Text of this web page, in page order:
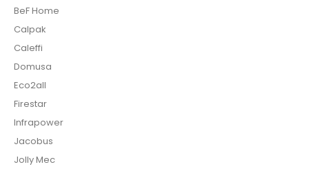
BeF Home
Calpak
Caleffi
Domusa
Eco2all
Firestar
Infrapower
Jacobus
Jolly Mec